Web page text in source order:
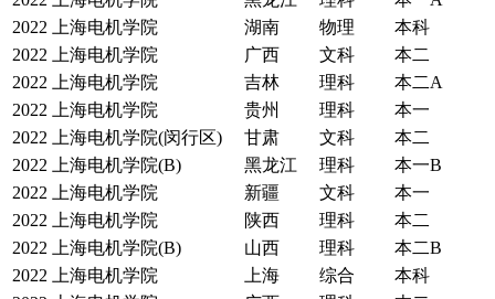
2022
上海电机学院 湖南 物理
本科
2022
上海电机学院 广西 文科
本二
2022
上海电机学院 吉林 理科
本二A
2022
上海电机学院 贵州 理科
本一
2022
上海电机学院(闵行区) 甘肃 文科
本二
2022
上海电机学院(B) 黑龙江 理科
本一B
2022
上海电机学院 新疆 文科
本一
2022
上海电机学院 陕西 理科
本二
2022
上海电机学院(B) 山西 理科
本二B
2022
上海电机学院 上海 综合
本科